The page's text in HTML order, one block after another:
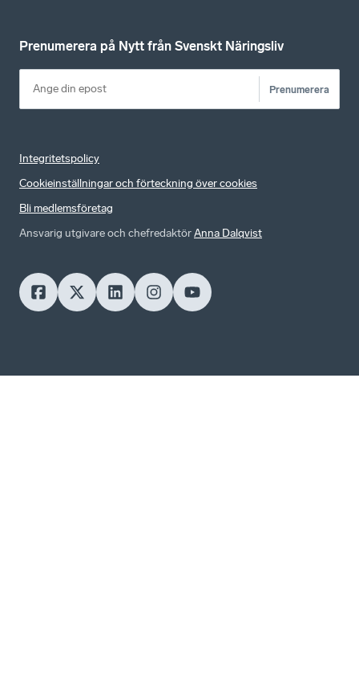
Prenumerera på Nytt från Svenskt Näringsliv
Prenumerera
Integritetspolicy
Cookieinställningar och förteckning över cookies
Bli medlemsföretag
Ansvarig utgivare och chefredaktörAnna Dalqvist